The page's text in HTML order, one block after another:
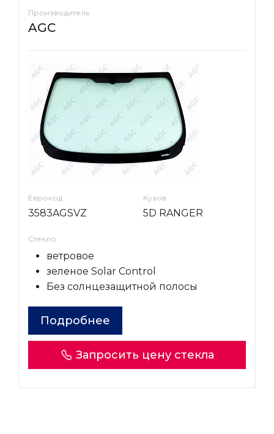
Производитель
AGC
Еврокод
3583AGSVZ
Кузов
5D RANGER
Стекло
ветровое
зеленое Solar Control
Без солнцезащитной полосы
Подробнее
Запросить цену стекла